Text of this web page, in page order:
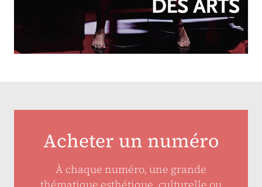
Créolisation des arts
Acheter un numéro
À chaque numéro, une grande